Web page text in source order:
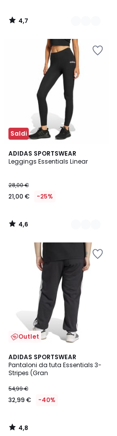
21,00
€
applicato.
4,7
/
Saldi
ADIDAS SPORTSWEAR
Leggings Essentials Linear
28,00 €
21,00 € -25%
4,6
/ 5
2
Colori
4,6
/
Outlet
ADIDAS SPORTSWEAR
Pantaloni da tuta Essentials 3-
Stripes (Gran
54,99 €
32,99 € -40%
4,8
/ 5
4,8
/